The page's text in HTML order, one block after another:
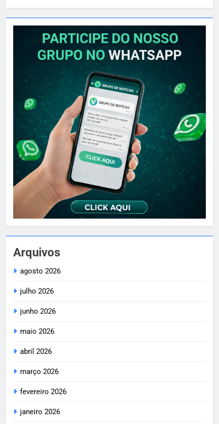
Arquivos
agosto 2026
julho 2026
junho 2026
maio 2026
abril 2026
março 2026
fevereiro 2026
janeiro 2026